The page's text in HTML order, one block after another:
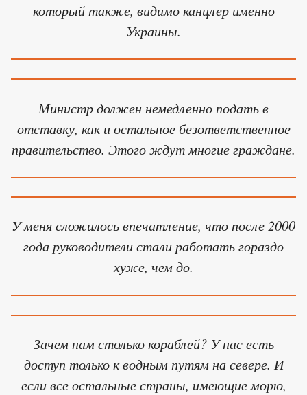
который также, видимо канцлер именно
Украины.
Министр должен немедленно подать в
отставку, как и остальное безответственное
правительство. Этого ждут многие граждане.
У меня сложилось впечатление, что после 2000
года руководители стали работать гораздо
хуже, чем до.
Зачем нам столько кораблей? У нас есть
доступ только к водным путям на севере. И
если все остальные страны, имеющие морю,